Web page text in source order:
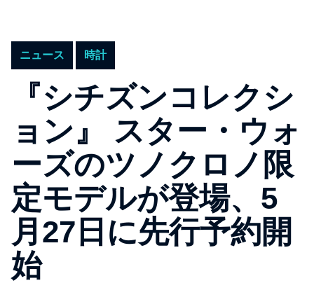
ニュース 時計
『シチズンコレクシ
ョン』 スター・ウォ
ーズのツノクロノ限
定モデルが登場、5
月27日に先行予約開
始